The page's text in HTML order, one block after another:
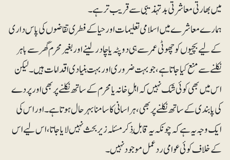
میں بھارتی معاشرتی بدتہذیبی سے قریب تر ہے۔
ہمارے معاشرے میں اسلامی تعلیمات اور حیا کے فطری تقاضوں کی پاس داری
کے لیے بچیوں کو چھوٹی عمر سے ہی دوپٹہ یا چادر لینے اور بغیر محرم گھر سے باہر
نکلنے سے منع کیا جاتا ہے، جو بہت ضروری اور بہت بنیادی اقدامات ہیں۔ لیکن
اس میں بھی کوئی شک نہیں کہ اہلِ خانہ یا محرم کے ساتھ نکلنے پر بھی اور پردے
کی پابندی کے ساتھ نکلنے پر بھی، ہراسانی کا سامنا بہرحال ہوتا ہے۔ اور اس کی
ایک وجہ یہ ہے کہ چونکہ یہ قابلِ ذکر مسئلہ زیربحث نہیں لایا جاتا، اس لیے اس
کے خلاف کوئی عوامی رد عمل موجود نہیں۔